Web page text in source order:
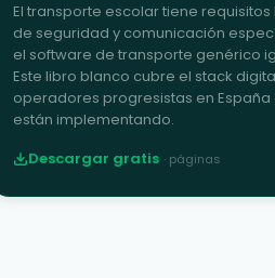
El transporte escolar tiene requisitos
de seguridad y comunicación
el software de transporte genérico
Este libro blanco cubre el stack
operadores progresistas en España
están implementando.
Descargar gratis · páginas